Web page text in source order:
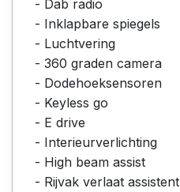
- Dab radio
- Inklapbare spiegels
- Luchtvering
- 360 graden camera
- Dodehoeksensoren
- Keyless go
- E drive
- Interieurverlichting
- High beam assist
- Rijvak verlaat assistent